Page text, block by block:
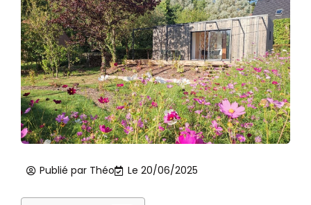
Publié par Théo Le 20/06/2025